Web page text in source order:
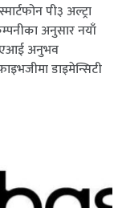
पी३ अल्ट्रा
अनुसार नयाँ
एआई अनुभव
डाइमेन्सिटी